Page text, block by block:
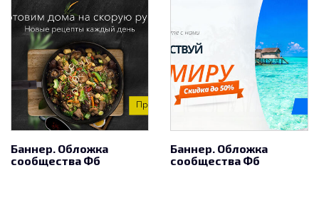
Баннер. Обложка
сообщества Фб
Баннер. Обложка
сообщества Фб